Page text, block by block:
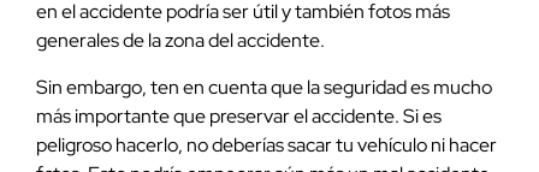
en el accidente podría ser útil y también fotos más
generales de la zona del accidente.
Sin embargo, ten en cuenta que la seguridad es mucho
más importante que preservar el accidente. Si es
peligroso hacerlo, no deberías sacar tu vehículo ni hacer